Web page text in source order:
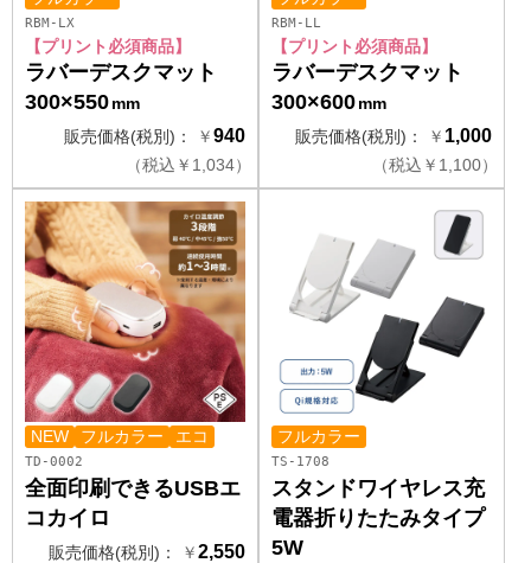
RBM-LX
【プリント必須商品】
ラバーデスクマット
300×550mm
販売価格(税別)：
￥940
（税込 ￥ 1,034）
RBM-LL
【プリント必須商品】
ラバーデスクマット
300×600mm
販売価格(税別)：
￥ 1,000
（税込 ￥ 1,100）
NEW フルカラー エコ
TD-0002
全面印刷できるUSBエ
コカイロ
販売価格(税別)： ￥2,550
フルカラー
TS-1708
スタンドワイヤレス充
電器折りたたみタイプ
5W